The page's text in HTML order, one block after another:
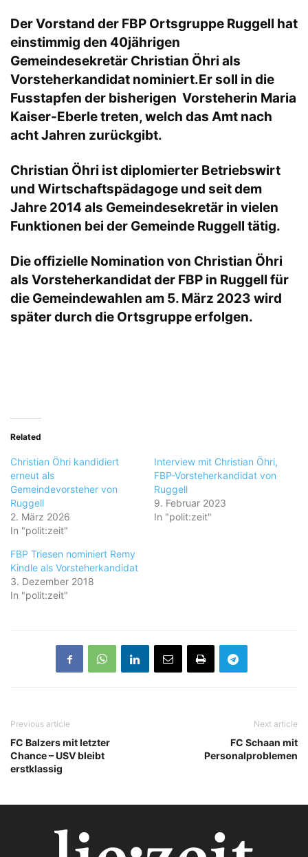
Der Vorstand der FBP Ortsgruppe Ruggell hat
einstimmig den 40jährigen
Gemeindesekretär Christian Öhri als
Vorsteherkandidat nominiert.Er soll in die
Fusstapfen der bisherigen Vorsteherin Maria
Kaiser-Eberle treten, welch das Amt nach
acht Jahren zurückgibt.
Christian Öhri ist diplomierter Betriebswirt
und Wirtschaftspädagoge und seit dem
Jahre 2014 als Gemeindesekretär in vielen
Funktionen bei der Gemeinde Ruggell tätig.
Die offizielle Nomination von Christian Öhri
als Vorsteherkandidat der FBP in Ruggell für
die Gemeindewahlen am 5. März 2023 wird
später durch die Ortsgruppe erfolgen.
Related
Christian Öhri kandidiert
erneut als
Gemeindevorsteher von
Ruggell
2. März 2026
In "polit:zeit"
Interview mit Christian Öhri,
FBP-Vorsteherkandidat von
Ruggell
9. Februar 2023
In "polit:zeit"
FBP Triesen nominiert Remy
Kindle als Vorsteherkandidat
3. Dezember 2018
In "polit:zeit"
Previous article
FC Balzers mit letzter
Chance – USV bleibt
erstklassig
Next article
FC Schaan mit
Personalproblemen